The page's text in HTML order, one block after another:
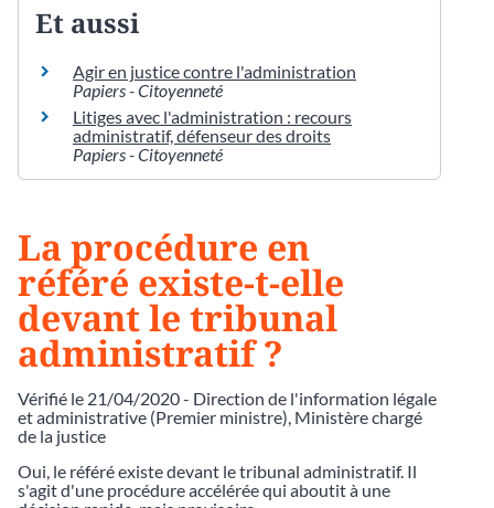
Et aussi
Agir en justice contre l'administration
Papiers - Citoyenneté
Litiges avec l'administration : recours
administratif, défenseur des droits
Papiers - Citoyenneté
La procédure en
référé existe-t-elle
devant le tribunal
administratif ?
Vérifié le 21/04/2020 - Direction de l'information légale
et administrative (Premier ministre), Ministère chargé
de la justice
Oui, le référé existe devant le tribunal administratif. Il
s'agit d'une procédure accélérée qui aboutit à une